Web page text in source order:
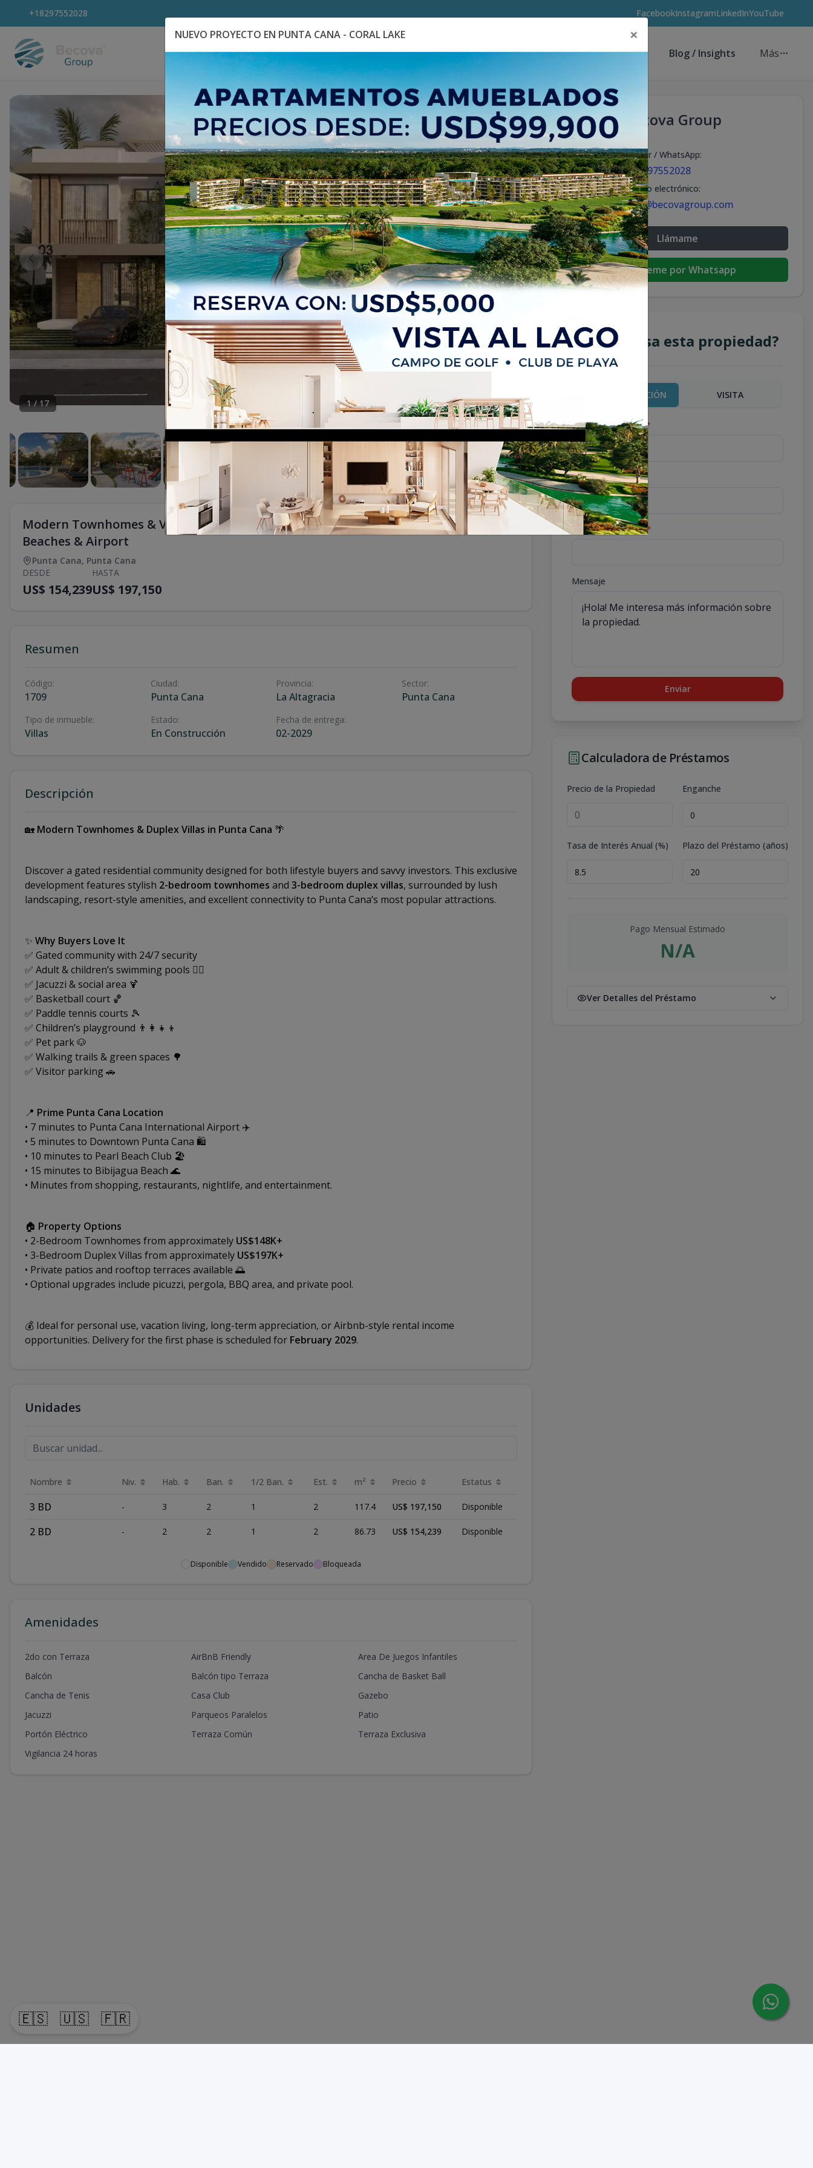
🇪🇸 🇺🇸 🇫🇷
+18297552028 FacebookInstagramLinkedInYouTube
Explora Propiedades Catálogo de Proyectos Guía de inversión Asesores de Inversión Blog / Insights Más
1/17
Modern Townhomes & Villas for Sale in Punta Cana | Gated Community Near
Beaches & Airport
Punta Cana, Punta Cana
DESDE
US$ 154,239
HASTA
US$ 197,150
Resumen
Código:
1709
Ciudad:
Punta Cana
Provincia:
La Altagracia
Sector:
Punta Cana
Tipo de inmueble:
Villas
Estado:
En Construcción
Fecha de entrega:
02-2029
Descripción
🏡 Modern Townhomes & Duplex Villas in Punta Cana 🌴
Discover a gated residential community designed for both lifestyle buyers and savvy investors. This exclusive
development features stylish 2-bedroom townhomes and 3-bedroom duplex villas, surrounded by lush
landscaping, resort-style amenities, and excellent connectivity to Punta Cana’s most popular attractions.
✨ Why Buyers Love It
✅ Gated community with 24/7 security
✅ Adult & children’s swimming pools 🏊‍♂️
✅ Jacuzzi & social area 🍹
✅ Basketball court 🏀
✅ Paddle tennis courts 🎾
✅ Children’s playground 👨‍👩‍👧‍👦
✅ Pet park 🐶
✅ Walking trails & green spaces 🌳
✅ Visitor parking 🚗
📍 Prime Punta Cana Location
• 7 minutes to Punta Cana International Airport ✈️
• 5 minutes to Downtown Punta Cana 🛍️
• 10 minutes to Pearl Beach Club 🏖️
• 15 minutes to Bibijagua Beach 🌊
• Minutes from shopping, restaurants, nightlife, and entertainment.
🏠 Property Options
• 2-Bedroom Townhomes from approximately US$148K+
• 3-Bedroom Duplex Villas from approximately US$197K+
• Private patios and rooftop terraces available 🌅
• Optional upgrades include picuzzi, pergola, BBQ area, and private pool.
💰 Ideal for personal use, vacation living, long-term appreciation, or Airbnb-style rental income
opportunities. Delivery for the first phase is scheduled for February 2029.
Unidades
Nombre Niv. Hab. Ban. 1/2 Ban. Est. m² Precio Estatus
3 BD - 3 2 1 2 117.4 US$ 197,150 Disponible
2 BD - 2 2 1 2 86.73 US$ 154,239 Disponible
Disponible Vendido Reservado Bloqueada
Amenidades
2do con Terraza AirBnB Friendly
Area De Juegos Infantiles
Balcón
Balcón tipo Terraza
Cancha de Basket Ball
Cancha de Tenis
Casa Club
Gazebo
Jacuzzi
Parqueos Paralelos
Patio
Portón Eléctrico
Terraza Común
Terraza Exclusiva
Vigilancia 24 horas
Becova Group
Celular / WhatsApp:
+18297552028
Correo electrónico:
info@becovagroup.com
Llámame
Escribeme por Whatsapp
¿Te interesa esta propiedad?
MÁS INFORMACIÓN VISITA
Nombre completo*
Teléfono*
Correo Electrónico*
Mensaje
Enviar
Calculadora de Préstamos
Precio de la Propiedad Enganche
Tasa de Interés Anual (%) Plazo del Préstamo (años)
Pago Mensual Estimado
N/A
Ver Detalles del Préstamo
NUEVO PROYECTO EN PUNTA CANA - CORAL LAKE ×